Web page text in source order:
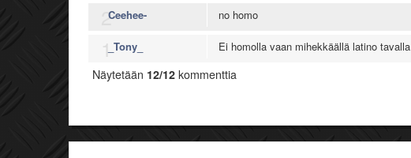
2
Ceehee- no homo
1_Tony_ Ei homolla vaan mihekkäällä latino tavalla
Näytetään 12/12 kommenttia